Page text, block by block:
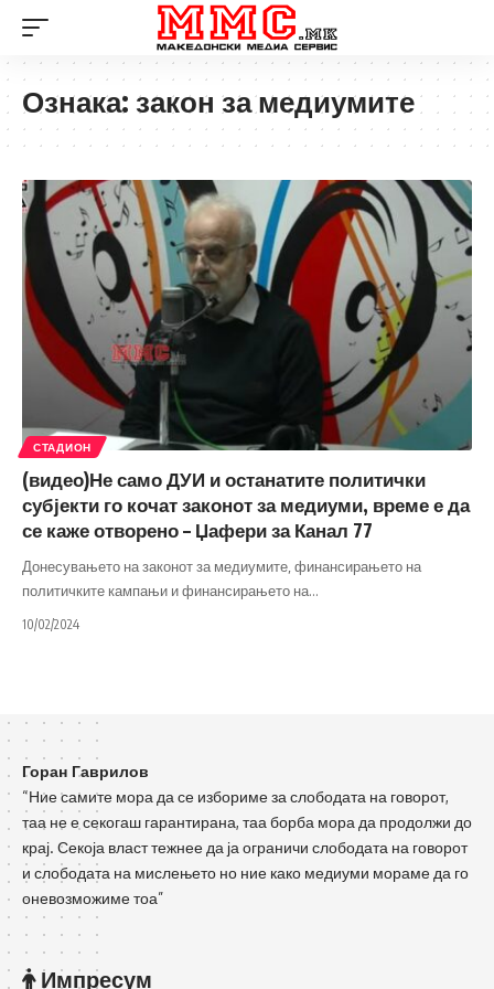
Ознака: закон за медиумите
СТАДИОН
(видео)Не само ДУИ и останатите политички
субјекти го кочат законот за медиуми, време е да
се каже отворено – Џафери за Канал 77
Донесувањето на законот за медиумите, финансирањето на
политичките кампањи и финансирањето на…
10/02/2024
Горан Гаврилов
“Ние самите мора да се избориме за слободата на говорот,
таа не е секогаш гарантирана, таа борба мора да продолжи до
крај. Секоја власт тежнее да ја ограничи слободата на говорот
и слободата на мислењето но ние како медиуми мораме да го
оневозможиме тоа”
Импресум